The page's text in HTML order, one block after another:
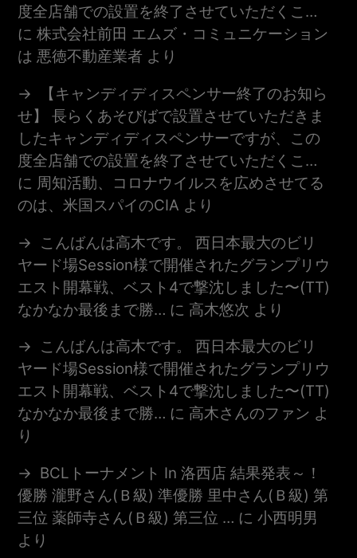
度全店舗での設置を終了させていただくこ…
に株式会社前田 エムズ・コミュニケーション
は 悪徳不動産業者 より
【キャンディディスペンサー終了のお知ら
せ】 長らくあそびばで設置させていただきま
したキャンディディスペンサーですが、この
度全店舗での設置を終了させていただくこ…
に 周知活動、コロナウイルスを広めさせてる
のは、米国スパイのCIA より
こんばんは高木です。 西日本最大のビリ
ヤード場session様で開催されたグランプリウ
エスト開幕戦、ベスト4で撃沈しました〜(TT)
なかなか最後まで勝… に 高木悠次 より
こんばんは高木です。 西日本最大のビリ
ヤード場session様で開催されたグランプリウ
エスト開幕戦、ベスト4で撃沈しました〜(TT)
なかなか最後まで勝… に 高木さんのファン よ
り
BCLトーナメント In 洛西店 結果発表～！
優勝 瀧野さん(Ｂ級) 準優勝 里中さん(Ｂ級) 第
三位 薬師寺さん(Ｂ級) 第三位 … に小西明男
より